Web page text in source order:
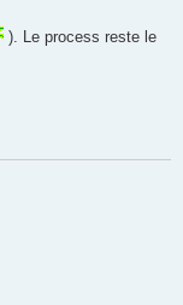
). Le process reste le